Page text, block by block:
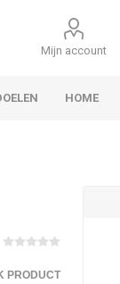
Mijn account
HOME
PRODUCT